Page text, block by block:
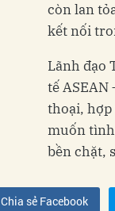
còn lan
kết nối
Lãnh đạo
tế
thoại,
muốn tình
bền chặt,
Chia sẻ Facebook